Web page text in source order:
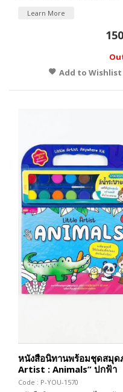
Learn More
Add to Wishlist
หนังสือนิทานพร้อมชุดสมุ
Artist : Animals” ปกฟ้า
Code : P-YOU-1570